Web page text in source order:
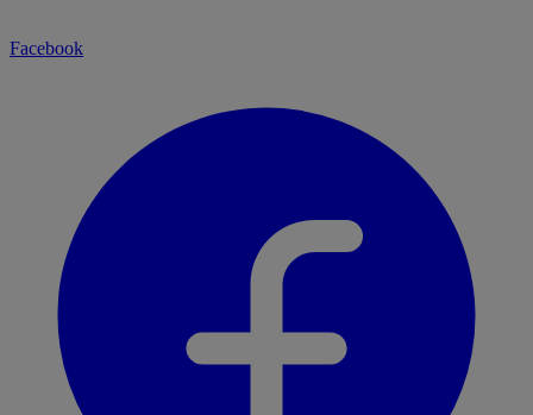
Facebook